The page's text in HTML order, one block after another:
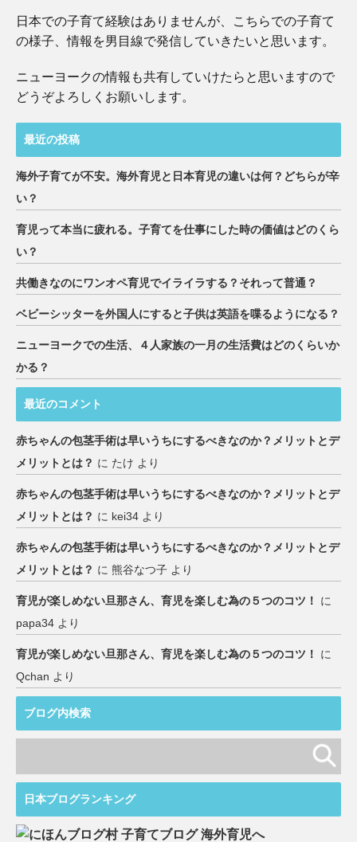
日本での子育て経験はありませんが、こちらでの子育て
の様子、情報を男目線で発信していきたいと思います。
ニューヨークの情報も共有していけたらと思いますので
どうぞよろしくお願いします。
最近の投稿
海外子育てが不安。海外育児と日本育児の違いは何？どちらが辛
い？
育児って本当に疲れる。子育てを仕事にした時の価値はどのくら
い？
共働きなのにワンオペ育児でイライラする？それって普通？
ベビーシッターを外国人にすると子供は英語を喋るようになる？
ニューヨークでの生活、４人家族の一月の生活費はどのくらいか
かる？
最近のコメント
赤ちゃんの包茎手術は早いうちにするべきなのか？メリットとデ
メリットとは？ に たけ より
赤ちゃんの包茎手術は早いうちにするべきなのか？メリットとデ
メリットとは？ に kei34 より
赤ちゃんの包茎手術は早いうちにするべきなのか？メリットとデ
メリットとは？ に 熊谷なつ子 より
育児が楽しめない旦那さん、育児を楽しむ為の５つのコツ！
に
papa34 より
育児が楽しめない旦那さん、育児を楽しむ為の５つのコツ！
に
Qchan より
ブログ内検索
日本ブログランキング